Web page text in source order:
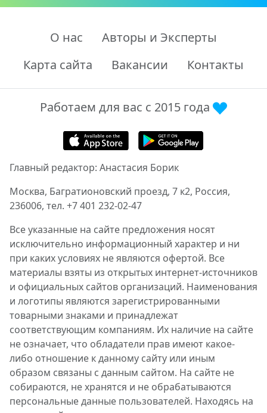
О нас
Авторы и Эксперты
Карта сайта
Вакансии Контакты
Работаем для вас с 2015 года
Главный редактор: Анастасия Борик
Москва, Багратионовский проезд, 7 к2, Россия,
236006, тел. +7 401 232-02-47
Все указанные на сайте предложения носят
исключительно информационный характер и ни
при каких условиях не являются офертой. Все
материалы взяты из открытых интернет-источников
и официальных сайтов организаций. Наименования
и логотипы являются зарегистрированными
товарными знаками и принадлежат
соответствующим компаниям. Их наличие на сайте
не означает, что обладатели прав имеют какое-
либо отношение к данному сайту или иным
образом связаны с данным сайтом. На сайте не
собираются, не хранятся и не обрабатываются
персональные данные пользователей. Находясь на